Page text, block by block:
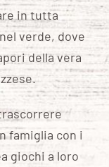
in tutta
verde, dove
della vera
famiglia con i
giochi a loro